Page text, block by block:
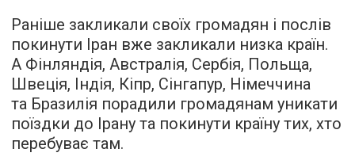
Раніше закликали своїх громадян і послів
покинути Іран вже закликали низка країн.
А Фінляндія, Австралія, Сербія, Польща,
Швеція, Індія, Кіпр, Сінгапур, Німеччина
та Бразилія порадили громадянам уникати
поїздки до Ірану та покинути країну тих, хто
перебуває там.